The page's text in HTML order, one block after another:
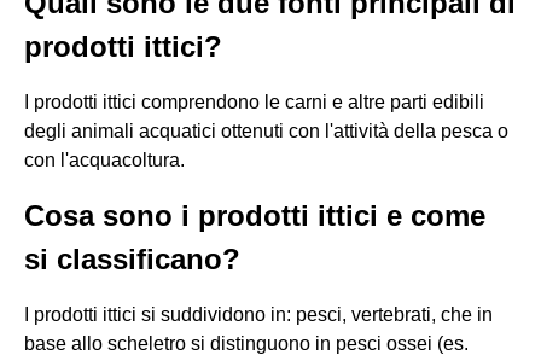
prodotti ittici?
I prodotti ittici comprendono le carni e altre parti edibili
degli animali acquatici ottenuti con l'attività della pesca o
con l'acquacoltura.
Cosa sono i prodotti ittici e come
si classificano?
I prodotti ittici si suddividono in: pesci, vertebrati, che in
base allo scheletro si distinguono in pesci ossei (es.